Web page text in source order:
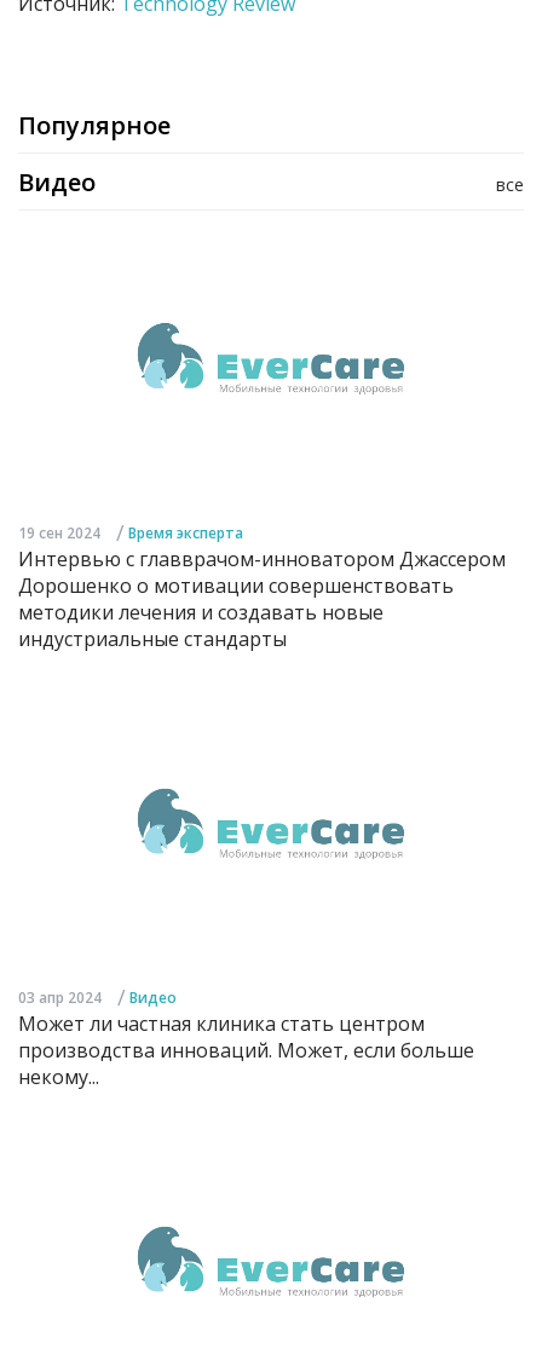
Популярное
все
Видео
19 сен 2024 / Время эксперта
Интервью с главврачом-инноватором Джассером
Дорошенко о мотивации совершенствовать
методики лечения и создавать новые
индустриальные стандарты
03 апр 2024 / Видео
Может ли частная клиника стать центром
производства инноваций. Может, если больше
некому...